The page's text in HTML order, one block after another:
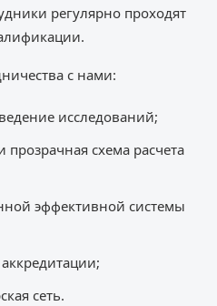
регулярно проходят
с нами:
исследований;
схема расчета
эффективной системы
сеть.